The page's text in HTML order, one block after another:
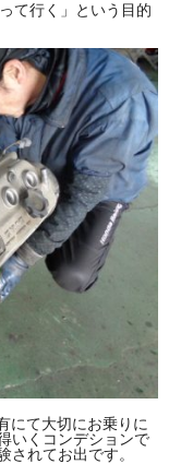
て行く」という目的
にて大切にお乗りに
いくコンデションで
されてお出です。